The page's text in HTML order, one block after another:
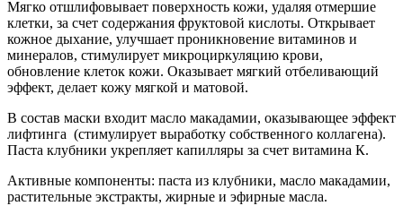
Мягко отшлифовывает поверхность кожи, удаляя отмершие
клетки, за счет содержания фруктовой кислоты. Открывает
кожное дыхание, улучшает проникновение витаминов и
минералов, стимулирует микроциркуляцию крови,
обновление клеток кожи. Оказывает мягкий отбеливающий
эффект, делает кожу мягкой и матовой.
В состав маски входит масло макадамии, оказывающее эффект
лифтинга (стимулирует выработку собственного коллагена).
Паста клубники укрепляет капилляры за счет витамина К.
Активные компоненты: паста из клубники, масло макадамии,
растительные экстракты, жирные и эфирные масла.